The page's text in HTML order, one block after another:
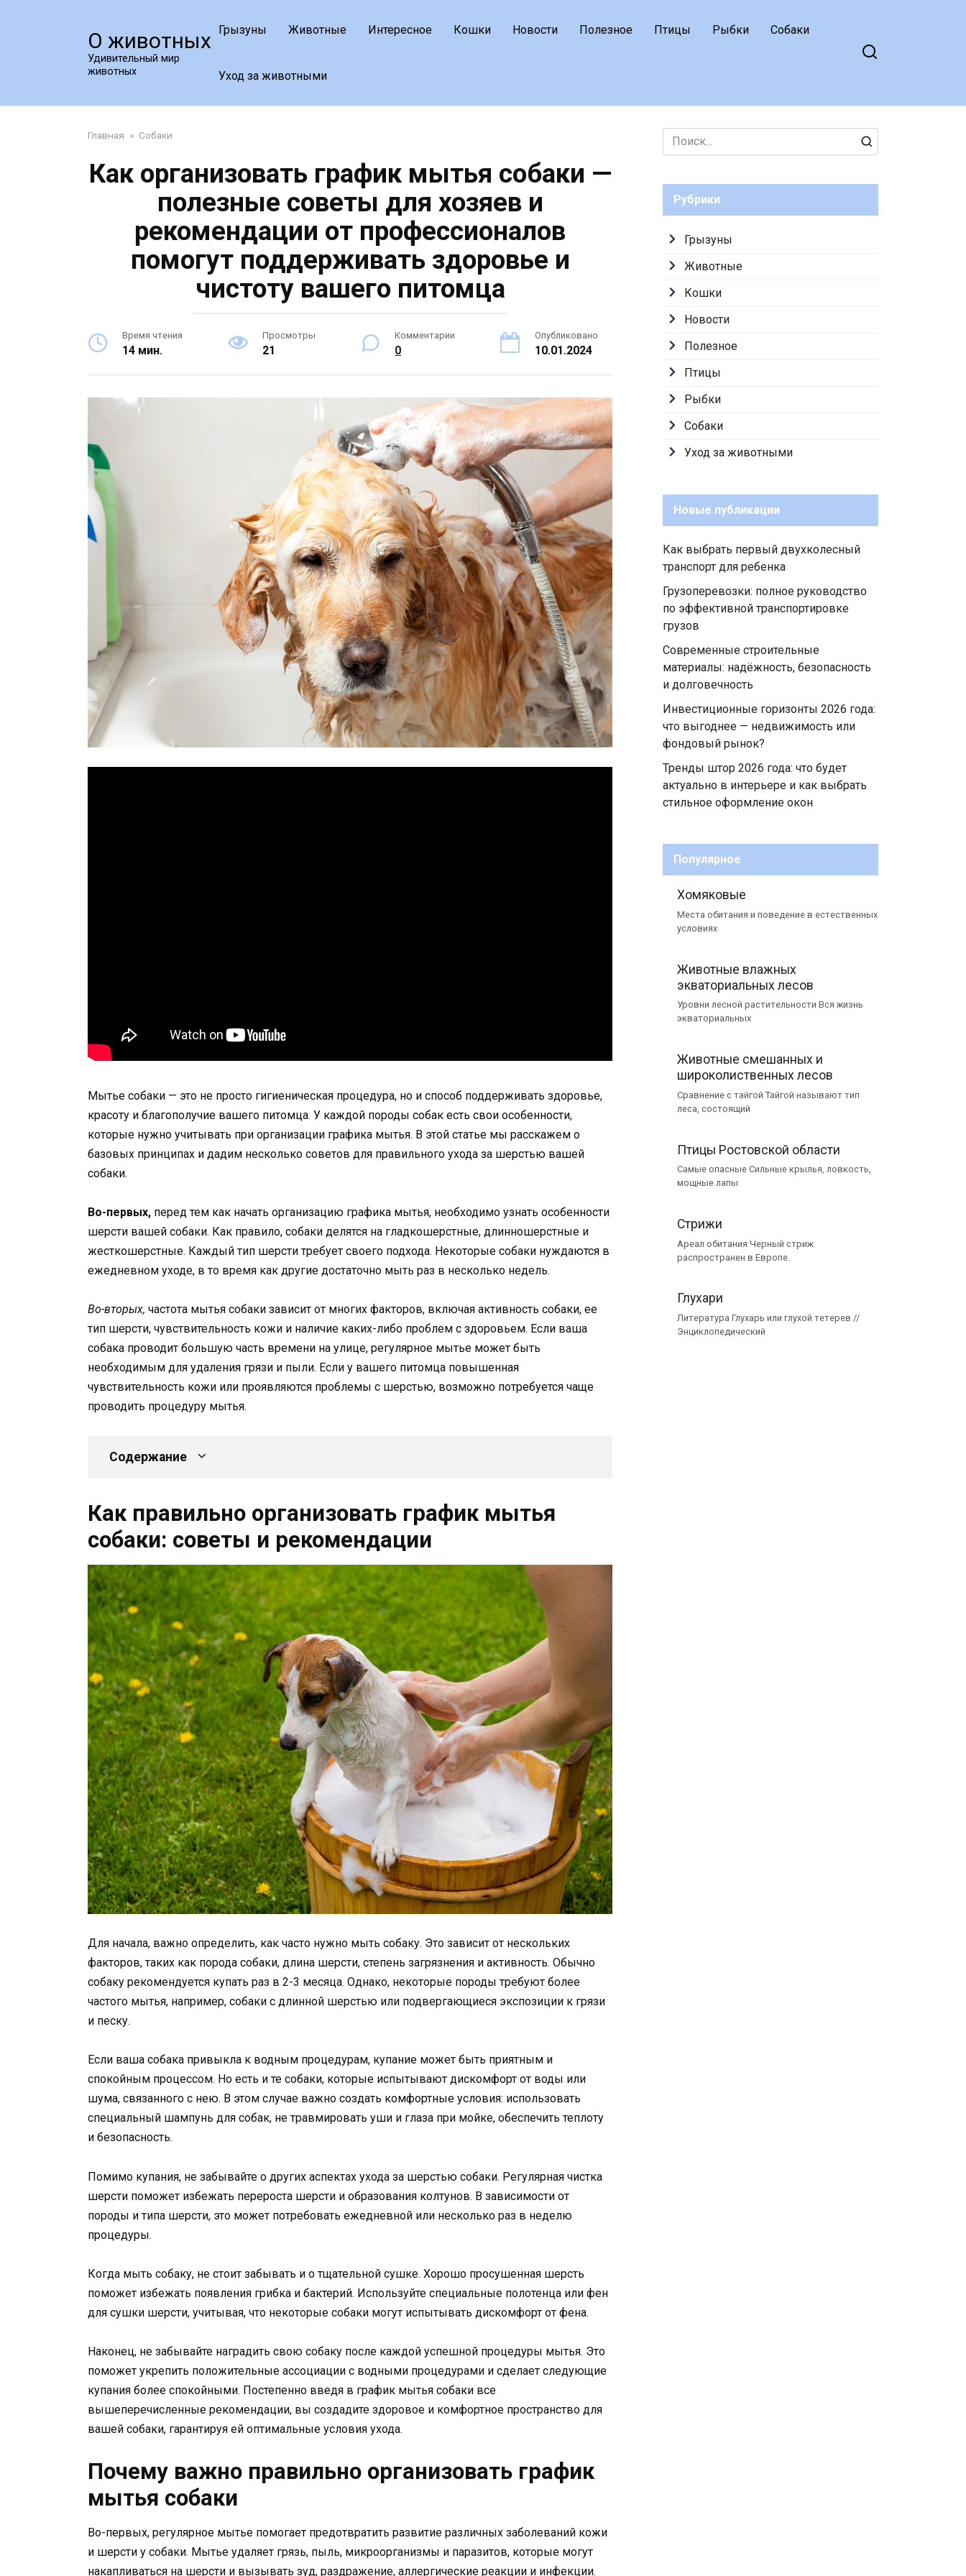
О животных
Удивительный мир
животных
Грызуны Животные Интересное Кошки Новости Полезное Птицы Рыбки Собаки
Уход за животными
Главная » Собаки
Как организовать график мытья собаки —
полезные советы для хозяев и
рекомендации от профессионалов
помогут поддерживать здоровье и
чистоту вашего питомца
Время чтения
14 мин.
Просмотры
21
Комментарии
0
Опубликовано
10.01.2024
Мытье собаки — это не просто гигиеническая процедура, но и способ поддерживать здоровье,
красоту и благополучие вашего питомца. У каждой породы собак есть свои особенности,
которые нужно учитывать при организации графика мытья. В этой статье мы расскажем о
базовых принципах и дадим несколько советов для правильного ухода за шерстью вашей
собаки.
Во-первых, перед тем как начать организацию графика мытья, необходимо узнать особенности
шерсти вашей собаки. Как правило, собаки делятся на гладкошерстные, длинношерстные и
жесткошерстные. Каждый тип шерсти требует своего подхода. Некоторые собаки нуждаются в
ежедневном уходе, в то время как другие достаточно мыть раз в несколько недель.
Во-вторых, частота мытья собаки зависит от многих факторов, включая активность собаки, ее
тип шерсти, чувствительность кожи и наличие каких-либо проблем с здоровьем. Если ваша
собака проводит большую часть времени на улице, регулярное мытье может быть
необходимым для удаления грязи и пыли. Если у вашего питомца повышенная
чувствительность кожи или проявляются проблемы с шерстью, возможно потребуется чаще
проводить процедуру мытья.
Содержание
Как правильно организовать график мытья
собаки: советы и рекомендации
Для начала, важно определить, как часто нужно мыть собаку. Это зависит от нескольких
факторов, таких как порода собаки, длина шерсти, степень загрязнения и активность. Обычно
собаку рекомендуется купать раз в 2-3 месяца. Однако, некоторые породы требуют более
частого мытья, например, собаки с длинной шерстью или подвергающиеся экспозиции к грязи
и песку.
Если ваша собака привыкла к водным процедурам, купание может быть приятным и
спокойным процессом. Но есть и те собаки, которые испытывают дискомфорт от воды или
шума, связанного с нею. В этом случае важно создать комфортные условия: использовать
специальный шампунь для собак, не травмировать уши и глаза при мойке, обеспечить теплоту
и безопасность.
Помимо купания, не забывайте о других аспектах ухода за шерстью собаки. Регулярная чистка
шерсти поможет избежать перероста шерсти и образования колтунов. В зависимости от
породы и типа шерсти, это может потребовать ежедневной или несколько раз в неделю
процедуры.
Когда мыть собаку, не стоит забывать и о тщательной сушке. Хорошо просушенная шерсть
поможет избежать появления грибка и бактерий. Используйте специальные полотенца или фен
для сушки шерсти, учитывая, что некоторые собаки могут испытывать дискомфорт от фена.
Наконец, не забывайте наградить свою собаку после каждой успешной процедуры мытья. Это
поможет укрепить положительные ассоциации с водными процедурами и сделает следующие
купания более спокойными. Постепенно введя в график мытья собаки все
вышеперечисленные рекомендации, вы создадите здоровое и комфортное пространство для
вашей собаки, гарантируя ей оптимальные условия ухода.
Почему важно правильно организовать график
мытья собаки
Во-первых, регулярное мытье помогает предотвратить развитие различных заболеваний кожи
и шерсти у собаки. Мытье удаляет грязь, пыль, микроорганизмы и паразитов, которые могут
накапливаться на шерсти и вызывать зуд, раздражение, аллергические реакции и инфекции.
Search
for:
Рубрики
Грызуны
Животные
Кошки
Новости
Полезное
Птицы
Рыбки
Собаки
Уход за животными
Новые публикации
Как выбрать первый двухколесный
транспорт для ребенка
Грузоперевозки: полное руководство
по эффективной транспортировке
грузов
Современные строительные
материалы: надёжность, безопасность
и долговечность
Инвестиционные горизонты 2026 года:
что выгоднее — недвижимость или
фондовый рынок?
Тренды штор 2026 года: что будет
актуально в интерьере и как выбрать
стильное оформление окон
Популярное
Хомяковые
Места обитания и поведение в естественных
условиях
Животные влажных
экваториальных лесов
Уровни лесной растительности Вся жизнь
экваториальных
Животные смешанных и
широколиственных лесов
Сравнение с тайгой Тайгой называют тип
леса, состоящий
Птицы Ростовской области
Самые опасные Сильные крылья, ловкость,
мощные лапы
Стрижи
Ареал обитания Черный стриж
распространен в Европе.
Глухари
Литература Глухарь или глухой тетерев //
Энциклопедический